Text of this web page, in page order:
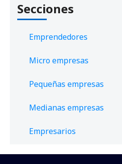
Secciones
Emprendedores
Micro empresas
Pequeñas empresas
Medianas empresas
Empresarios